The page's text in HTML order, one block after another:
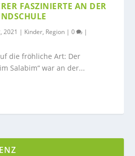
FASZINIERTE AN DER
2021 | Kinder, Region |0 |
die fröhliche Art: Der
Salabim“ war an der...